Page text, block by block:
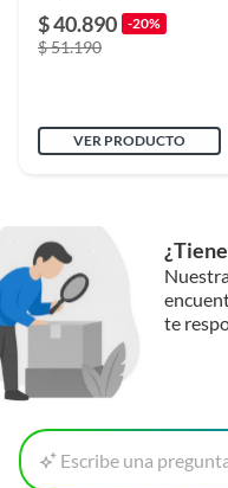
$ 40.890 -20%
$ 51.190
VER PRODUCTO
te
Escribe una